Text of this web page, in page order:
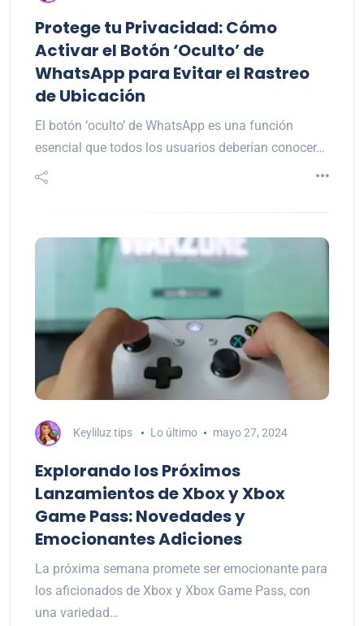
Protege tu Privacidad: Cómo
Activar el Botón ‘Oculto’ de
WhatsApp para Evitar el Rastreo
de Ubicación
El botón ‘oculto’ de WhatsApp es una función
esencial que todos los usuarios deberían conocer…
Keyliluz tips Lo último mayo 27, 2024
Explorando los Próximos
Lanzamientos de Xbox y Xbox
Game Pass: Novedades y
Emocionantes Adiciones
La próxima semana promete ser emocionante para
los aficionados de Xbox y Xbox Game Pass, con
una variedad…